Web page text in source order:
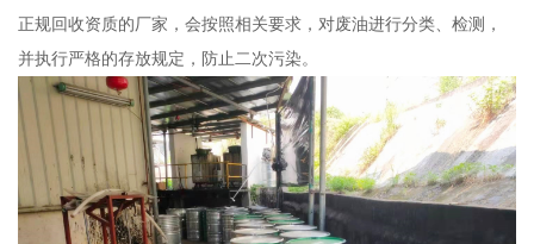
正规回收资质的厂家，会按照相关要求，对废油进行分类、检测，
并执行严格的存放规定，防止二次污染。